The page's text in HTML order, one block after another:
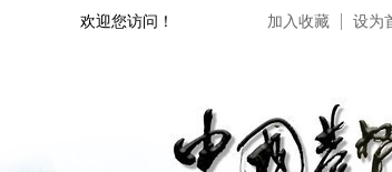
欢迎您访问！ 加入收藏 设为